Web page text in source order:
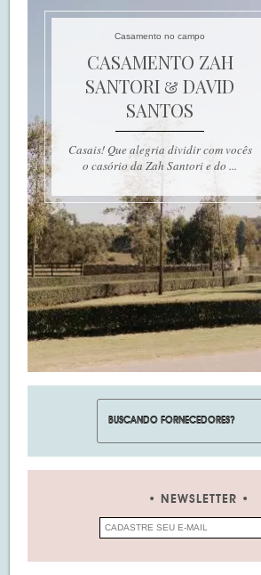
Casamento no campo
CASAMENTO ZAH
SANTORI & DAVID
SANTOS
Casais! Que alegria dividir com vocês
o casório da Zah Santori e do ...
NEWSLETTER